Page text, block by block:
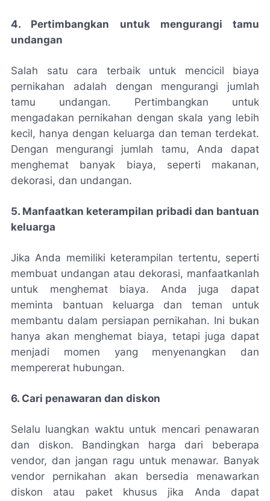
4. Pertimbangkan untuk mengurangi tamu
undangan
Salah satu cara terbaik untuk mencicil biaya
pernikahan adalah dengan mengurangi jumlah
tamu undangan. Pertimbangkan untuk
mengadakan pernikahan dengan skala yang lebih
kecil, hanya dengan keluarga dan teman terdekat.
Dengan mengurangi jumlah tamu, Anda dapat
menghemat banyak biaya, seperti makanan,
dekorasi, dan undangan.
5. Manfaatkan keterampilan pribadi dan bantuan
keluarga
Jika Anda memiliki keterampilan tertentu, seperti
membuat undangan atau dekorasi, manfaatkanlah
untuk menghemat biaya. Anda juga dapat
meminta bantuan keluarga dan teman untuk
membantu dalam persiapan pernikahan. Ini bukan
hanya akan menghemat biaya, tetapi juga dapat
menjadi momen yang menyenangkan dan
mempererat hubungan.
6. Cari penawaran dan diskon
Selalu luangkan waktu untuk mencari penawaran
dan diskon. Bandingkan harga dari beberapa
vendor, dan jangan ragu untuk menawar. Banyak
vendor pernikahan akan bersedia menawarkan
diskon atau paket khusus jika Anda dapat